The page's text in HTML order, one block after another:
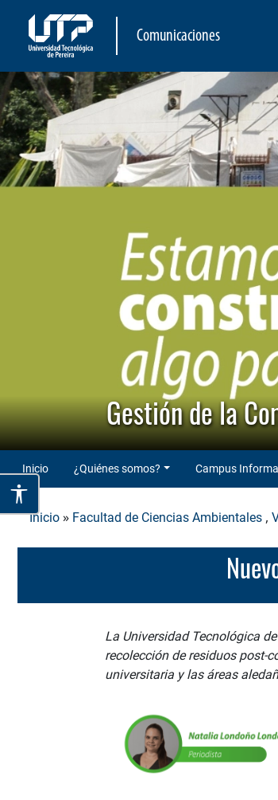
Comunicaciones
Gestión de la
Inicio ¿Quiénes somos? Campus Informa
Inicio » Facultad de Ciencias Ambientales ,
La Universidad Tecnológica
recolección de residuos post-
universitaria y las áreas